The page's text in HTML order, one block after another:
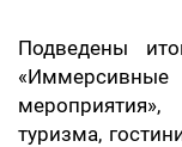
Подведены
туризма,